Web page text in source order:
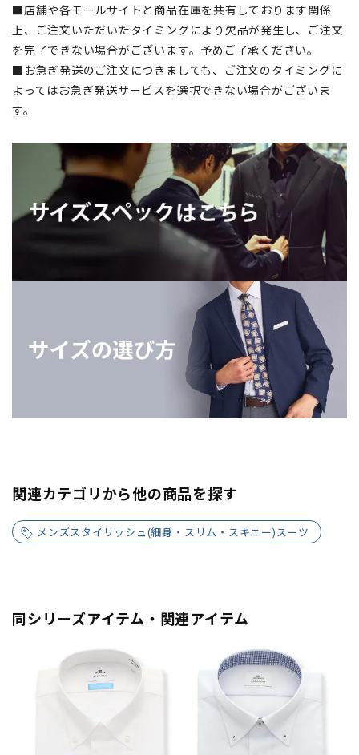
■店舗や各モールサイトと商品在庫を共有しております関係
上、ご注文いただいたタイミングにより欠品が発生し、ご注文
を完了できない場合がございます。予めご了承ください。
■お急ぎ発送のご注文につきましても、ご注文のタイミングに
よってはお急ぎ発送サービスを選択できない場合がございま
す。
関連カテゴリから他の商品を探す
メンズスタイリッシュ(細身・スリム・スキニー)スーツ
同シリーズアイテム・関連アイテム